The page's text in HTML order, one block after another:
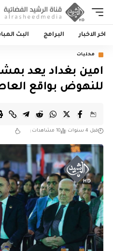
اخر الاخبار البرامج البث
محليات
امين بغداد يعد
للنهوض بواقع
قبل 4 سنوات 10 مشاهدات